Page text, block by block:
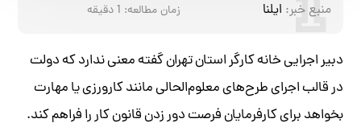
منبع خبر: ایلنا زمان مطالعه: 1دقیقه
دبیر اجرایی خانه کارگر استان تهران گفته معنی ندارد که دولت
در قالب اجرای طرح‌های معلوم‌الحالی مانند کارورزی یا مهارت
بخواهد برای کارفرمایان فرصت دور زدن قانون کار را فراهم کند.